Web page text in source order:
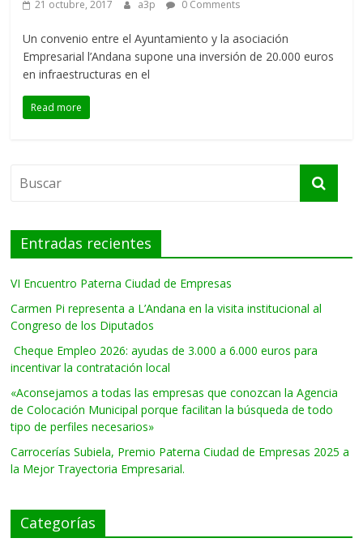
21 octubre, 2017 a3p 0 Comments
Un convenio entre el Ayuntamiento y la asociación
Empresarial l’Andana supone una inversión de 20.000 euros
en infraestructuras en el
Read more
Entradas recientes
VI Encuentro Paterna Ciudad de Empresas
Carmen Pi representa a L’Andana en la visita institucional al
Congreso de los Diputados
Cheque Empleo 2026: ayudas de 3.000 a 6.000 euros para
incentivar la contratación local
«Aconsejamos a todas las empresas que conozcan la Agencia
de Colocación Municipal porque facilitan la búsqueda de todo
tipo de perfiles necesarios»
Carrocerías Subiela, Premio Paterna Ciudad de Empresas 2025 a
la Mejor Trayectoria Empresarial.
Categorías